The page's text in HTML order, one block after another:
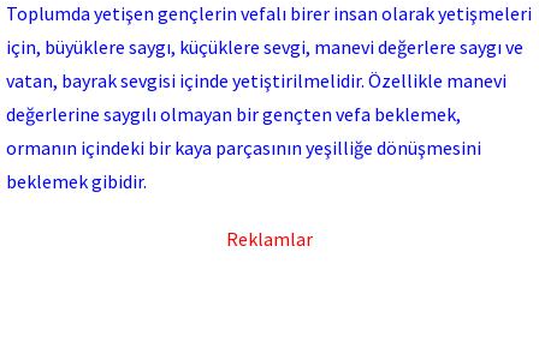
Toplumda yetişen gençlerin vefalı birer insan olarak yetişmeleri
için, büyüklere saygı, küçüklere sevgi, manevi değerlere saygı ve
vatan, bayrak sevgisi içinde yetiştirilmelidir. Özellikle manevi
değerlerine saygılı olmayan bir gençten vefa beklemek,
ormanın içindeki bir kaya parçasının yeşilliğe dönüşmesini
beklemek gibidir.
Reklamlar